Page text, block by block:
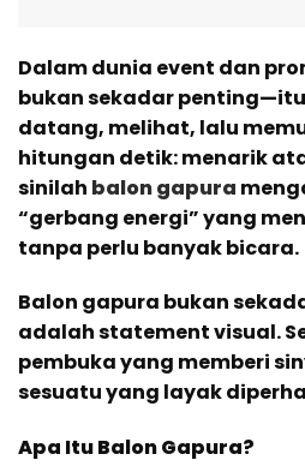
Dalam dunia event dan
bukan sekadar
datang, melihat, lalu
hitungan detik: menarik
sinilah balon gapura
“gerbang energi” yang
tanpa perlu banyak bicara.
Balon gapura bukan
adalah statement visual.
pembuka yang memberi
sesuatu yang layak
Apa Itu Balon Gapura?